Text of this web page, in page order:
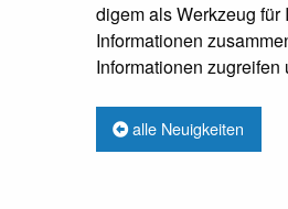
digem als Werkzeug
Informationen
Informationen
alle Neuigkeiten